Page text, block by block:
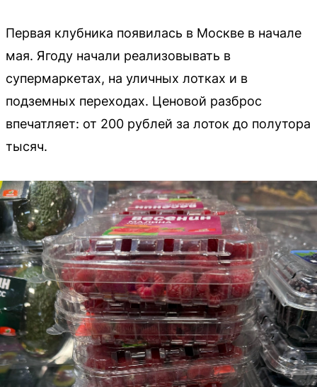
Первая клубника появилась в Москве в начале
мая. Ягоду начали реализовывать в
супермаркетах, на уличных лотках и в
подземных переходах. Ценовой разброс
впечатляет: от 200 рублей за лоток до полутора
тысяч.